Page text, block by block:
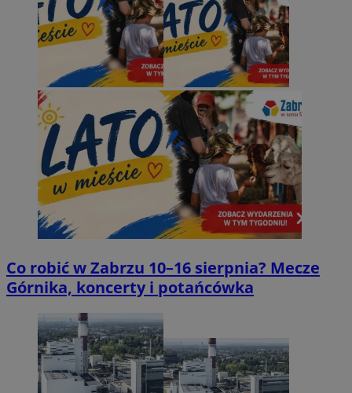
Co robić w Zabrzu 10–16 sierpnia? Mecze
Górnika, koncerty i potańcówka